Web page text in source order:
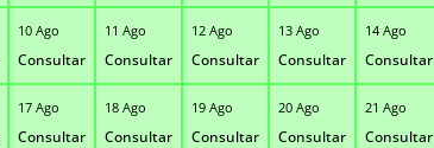
10 Ago
Consultar
11 Ago
Consultar
12 Ago
Consultar
13 Ago
Consultar
14 Ago
Consultar
17 Ago
Consultar
18 Ago
Consultar
19 Ago
Consultar
20 Ago
Consultar
21 Ago
Consultar